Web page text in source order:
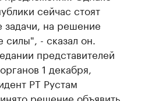
сейчас стоят
задачи, на решение
- сказал он.
представителей
1 декабря,
РТ Рустам
решение объявить